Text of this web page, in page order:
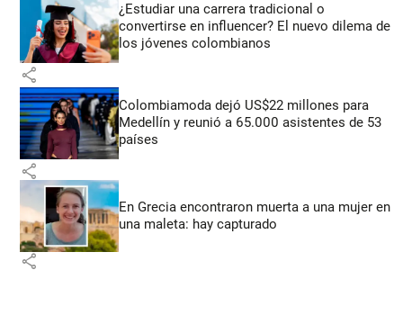
¿Estudiar una carrera tradicional o
convertirse en influencer? El nuevo dilema de
los jóvenes colombianos
share
Colombiamoda dejó US$22 millones para
Medellín y reunió a 65.000 asistentes de 53
países
share
En Grecia encontraron muerta a una mujer en
una maleta: hay capturado
share